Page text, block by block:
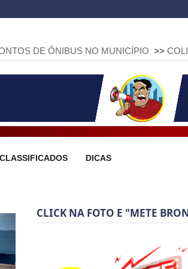
NO MUNICÍPIO >> COLISÃO
CLASSIFICADOS DICAS
CLICK NA FOTO E "METE